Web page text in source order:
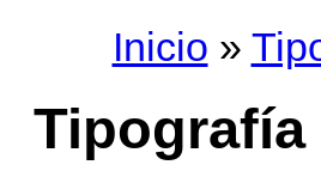
Inicio »